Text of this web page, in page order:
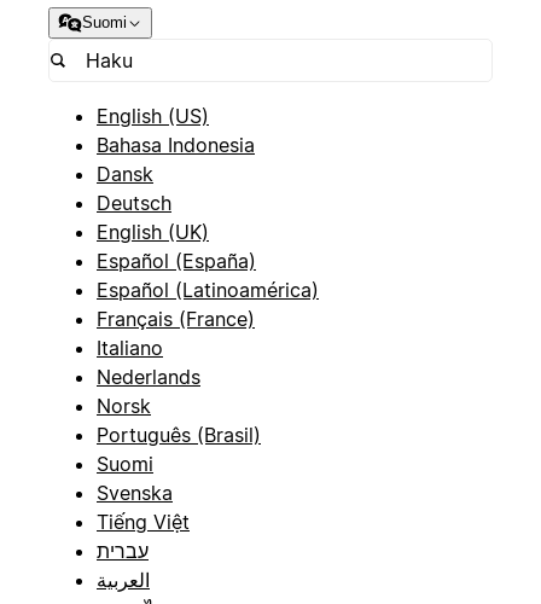
Suomi
English (US)
Bahasa Indonesia
Dansk
Deutsch
English (UK)
Español (España)
Español (Latinoamérica)
Français (France)
Italiano
Nederlands
Norsk
Português (Brasil)
Suomi
Svenska
Tiếng Việt
עברית
العربية